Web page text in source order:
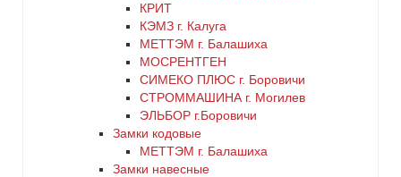
КРИТ
КЭМЗ г. Калуга
МЕТТЭМ г. Балашиха
МОСРЕНТГЕН
СИМЕКО ПЛЮС г. Боровичи
СТРОММАШИНА г. Могилев
ЭЛЬБОР г.Боровичи
Замки кодовые
МЕТТЭМ г. Балашиха
Замки навесные